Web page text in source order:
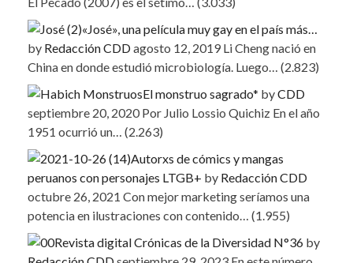
«José», una película muy gay en el país más…
by Redacción CDDagosto 12, 2019 Li Cheng nació en
China en donde estudió microbiología. Luego…
(2.823)
El monstruo sagrado* byCDD
septiembre 20, 2020 Por Julio Lossio Quichiz En el año
1951 ocurrió un…
(2.263)
Autorxs de cómics y mangas
peruanos con personajes LTGB+ by Redacción CDD
octubre 26, 2021 Con mejor marketing seríamos una
potencia en ilustraciones con contenido…
(1.955)
Revista digital Crónicas de la Diversidad N°36 by